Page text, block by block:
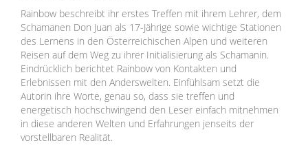
Rainbow beschreibt ihr erstes Treffen mit ihrem Lehrer, dem
Schamanen Don Juan als 17-Jährige sowie wichtige Stationen
des Lernens in den Österreichischen Alpen und weiteren
Reisen auf dem Weg zu ihrer Initialisierung als Schamanin.
Eindrücklich berichtet Rainbow von Kontakten und
Erlebnissen mit den Anderswelten. Einfühlsam setzt die
Autorin ihre Worte, genau so, dass sie treffen und
energetisch hochschwingend den Leser einfach mitnehmen
in diese anderen Welten und Erfahrungen jenseits der
vorstellbaren Realität.